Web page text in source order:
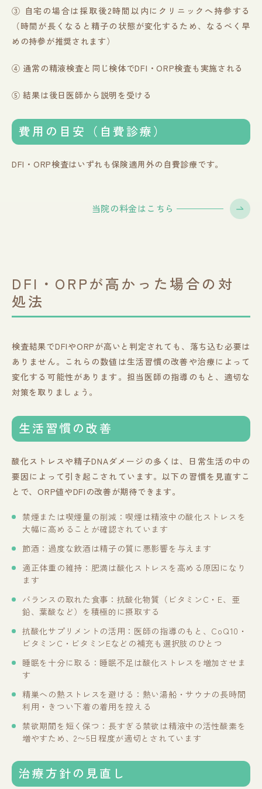
③ 自宅の場合は採取後2時間以内にクリニックへ持参する
（時間が長くなると精子の状態が変化するため、なるべく早
めの持参が推奨されます）
④ 通常の精液検査と同じ検体でDFI・ORP検査も実施される
⑤ 結果は後日医師から説明を受ける
費用の目安（自費診療）
DFI・ORP検査はいずれも保険適用外の自費診療です。
当院の料金はこちら
DFI・ORPが高かった場合の対
処法
検査結果でDFIやORPが高いと判定されても、落ち込む必要は
ありません。これらの数値は生活習慣の改善や治療によって
変化する可能性があります。担当医師の指導のもと、適切な
対策を取りましょう。
生活習慣の改善
酸化ストレスや精子DNAダメージの多くは、日常生活の中の
要因によって引き起こされています。以下の習慣を見直すこ
とで、ORP値やDFIの改善が期待できます。
禁煙または喫煙量の削減：喫煙は精液中の酸化ストレスを
大幅に高めることが確認されています
節酒：過度な飲酒は精子の質に悪影響を与えます
適正体重の維持：肥満は酸化ストレスを高める原因になり
ます
バランスの取れた食事：抗酸化物質（ビタミンC・E、亜
鉛、葉酸など）を積極的に摂取する
抗酸化サプリメントの活用：医師の指導のもと、CoQ10・
ビタミンC・ビタミンEなどの補充も選択肢のひとつ
睡眠を十分に取る：睡眠不足は酸化ストレスを増加させま
す
精巣への熱ストレスを避ける：熱い湯船・サウナの長時間
利用・きつい下着の着用を控える
禁欲期間を短く保つ：長すぎる禁欲は精液中の活性酸素を
増やすため、2〜5日程度が適切とされています
治療方針の見直し